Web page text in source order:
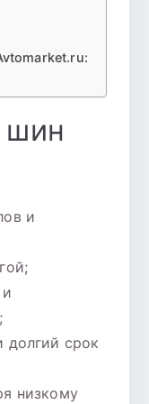
шин
и
долгий срок
низкому